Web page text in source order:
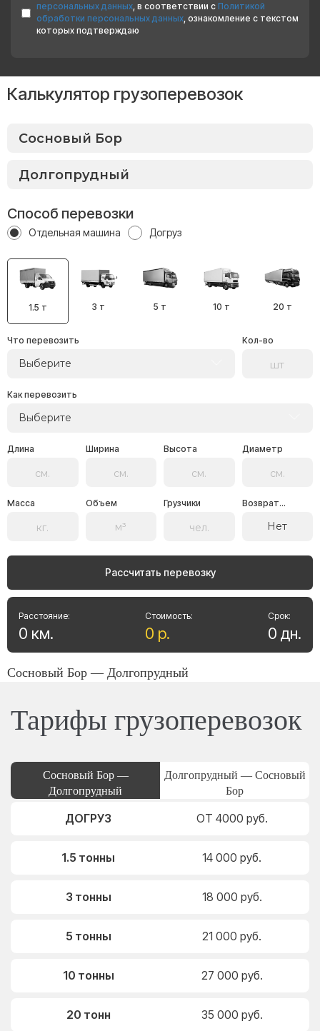
персональных данных, в соответствии с Политикой
обработки персональных данных, ознакомление с текстом
которых подтверждаю
Калькулятор грузоперевозок
Способ перевозки
Отдельная машина Догруз
1.5 т 3 т 5 т 10 т 20 т
Что перевозить
Выберите
Кол-во
Как перевозить
Выберите
Длина Ширина Высота Диаметр
Масса Объем Грузчики Возврат...
Нет
Рассчитать перевозку
Стоимость:
0 р.
Расстояние:
0 км.
Срок:
0 дн.
Сосновый Бор — Долгопрудный
Тарифы грузоперевозок
Сосновый Бор —
Долгопрудный
Долгопрудный — Сосновый
Бор
ДОГРУЗ ОТ 4000 руб.
1.5 тонны 14 000 руб.
3 тонны 18 000 руб.
5 тонны 21 000 руб.
10 тонны 27 000 руб.
20 тонн 35 000 руб.